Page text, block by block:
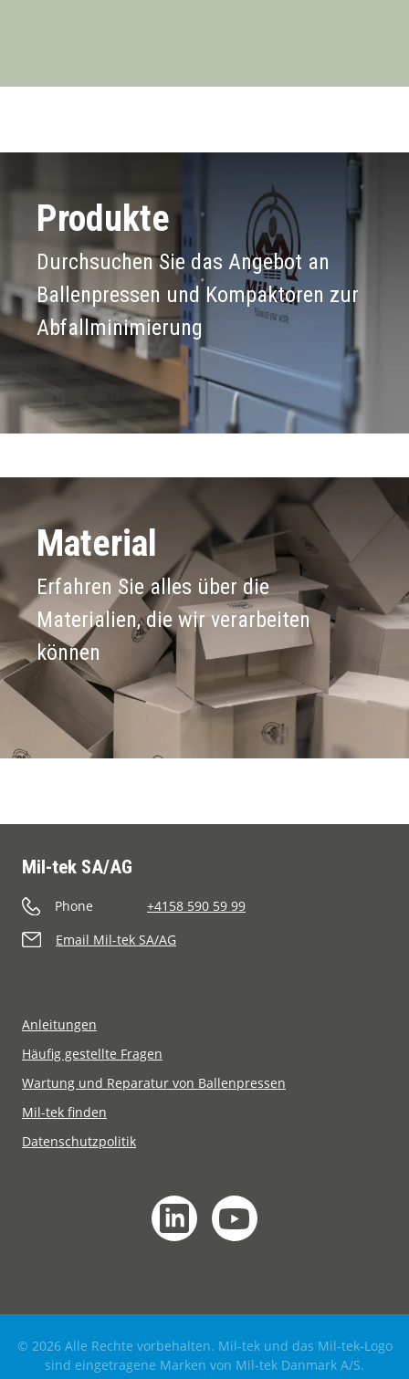
Produkte
Durchsuchen Sie das Angebot an
Ballenpressen und Kompaktoren zur
Abfallminimierung
Material
Erfahren Sie alles über die
Materialien, die wir verarbeiten
können
Mil-tek SA/AG
Phone
+4158 590 59 99
Email Mil-tek SA/AG
Anleitungen
Häufig gestellte Fragen
Wartung und Reparatur von Ballenpressen
Mil-tek finden
Datenschutzpolitik
© 2026 Alle Rechte vorbehalten. Mil-tek und das Mil-tek-Logo
sind eingetragene Marken von Mil-tek Danmark A/S.